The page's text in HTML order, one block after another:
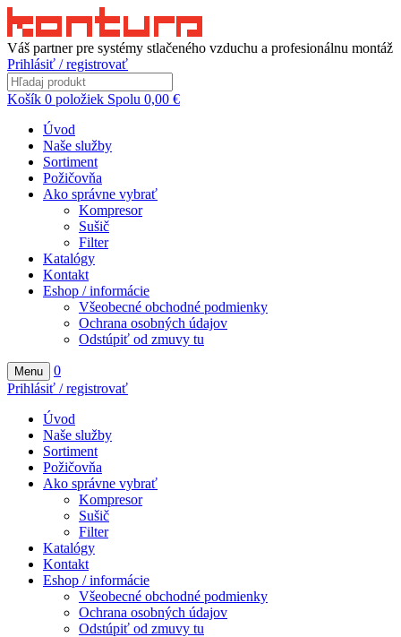
Váš partner pre systémy stlačeného vzduchu a profesionálnu montáž
Prihlásiť / registrovať
Košík 0 položiek Spolu 0,00 €
Úvod
Naše služby
Sortiment
Požičovňa
Ako správne vybrať
Kompresor
Sušič
Filter
Katalógy
Kontakt
Eshop / informácie
Všeobecné obchodné podmienky
Ochrana osobných údajov
Odstúpiť od zmuvy tu
Menu
0
Prihlásiť / registrovať
Úvod
Naše služby
Sortiment
Požičovňa
Ako správne vybrať
Kompresor
Sušič
Filter
Katalógy
Kontakt
Eshop / informácie
Všeobecné obchodné podmienky
Ochrana osobných údajov
Odstúpiť od zmuvy tu